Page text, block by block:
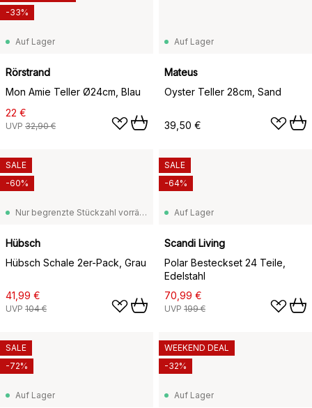
Auf Lager
Rörstrand
Mon Amie Teller Ø24cm, Blau
22 €
UVP 32,90 €
-33%
Auf Lager
Mateus
Oyster Teller 28cm, Sand
39,50 €
Nur begrenzte Stückzahl vorrätig
Hübsch
Hübsch Schale 2er-Pack, Grau
41,99 €
UVP 104 €
SALE
-60%
Auf Lager
Scandi Living
Polar Besteckset 24 Teile,
Edelstahl
70,99 €
UVP 199 €
SALE
-64%
Auf Lager
SALE
-72%
Auf Lager
WEEKEND DEAL
-32%